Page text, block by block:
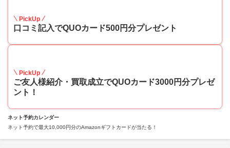
PickUp
口コミ記入でQUOカード500円分プレゼント
PickUp
ご友人様紹介・買取成立でQUOカード3000円分プレゼ
ント！
ネット予約カレンダー
ネット予約で最大10,000円分のAmazonギフトカードが当たる！